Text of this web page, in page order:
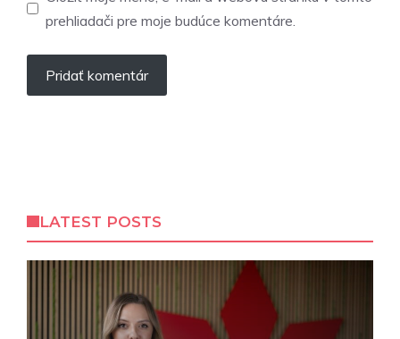
prehliadači pre moje budúce komentáre.
LATEST POSTS